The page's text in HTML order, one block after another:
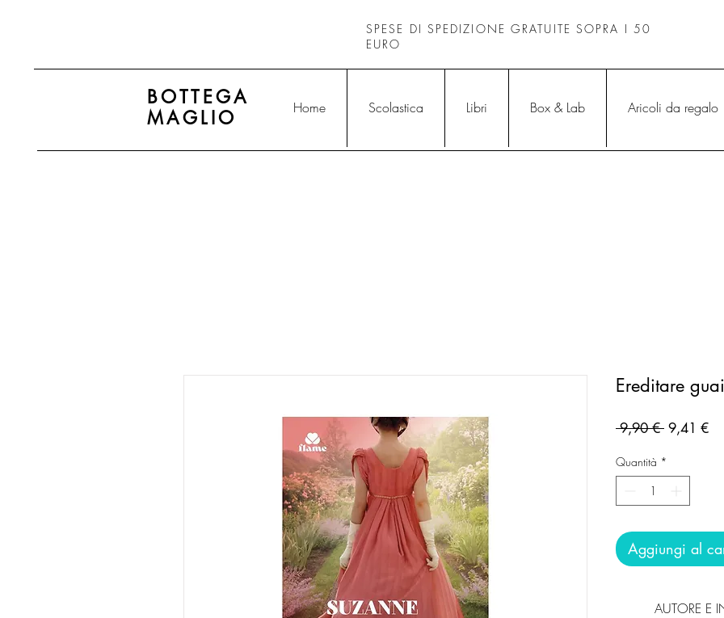
SPESE DI SPEDIZIONE GRATUITE SOPRA I 50
EURO
BOTTEGA
MAGLIO
Home Scolastica Libri Box & Lab Aricoli da regalo
Ereditare guai
9,90 € Prezzo
9,41 €
Quantità *
Aggiungi al
AUTORE E